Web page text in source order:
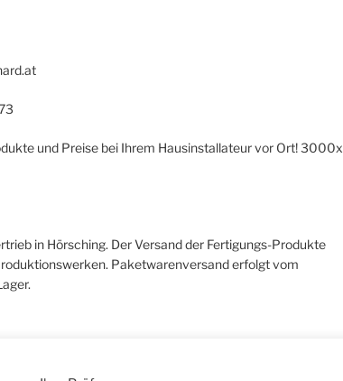
und Preise bei Ihrem Hausinstallateur vor Ort! 3000x
in Hörsching. Der Versand der Fertigungs-Produkte
Paketwarenversand erfolgt vom